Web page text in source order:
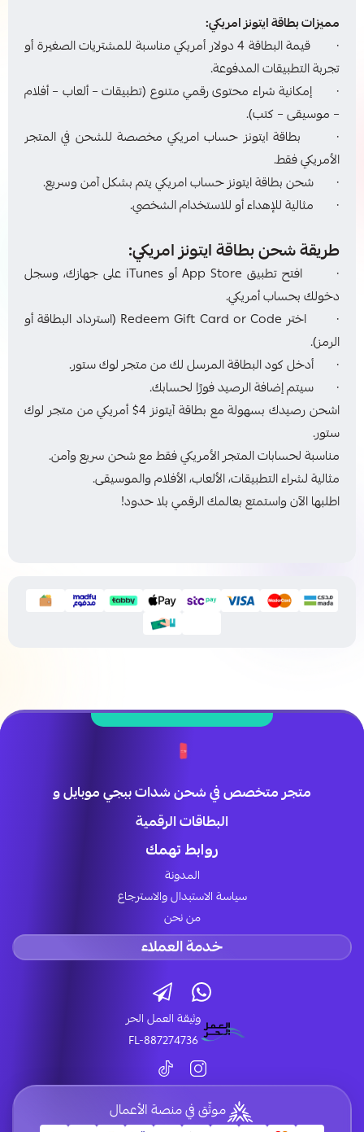
مميزات بطاقة ايتونز امريكي:
· قيمة البطاقة 4 دولار أمريكي مناسبة للمشتريات الصغيرة أو
تجربة التطبيقات المدفوعة.
· إمكانية شراء محتوى رقمي متنوع (تطبيقات – ألعاب – أفلام
– موسيقى – كتب).
· بطاقة ايتونز حساب امريكي مخصصة للشحن في المتجر
الأمريكي فقط.
· شحن بطاقة ايتونز حساب امريكي يتم بشكل آمن وسريع.
· مثالية للإهداء أو للاستخدام الشخصي.
طريقة شحن بطاقة ايتونز امريكي:
· افتح تطبيق App Store أو iTunes على جهازك، وسجل
دخولك بحساب أمريكي.
· اختر Redeem Gift Card or Code (استرداد البطاقة أو
الرمز).
· أدخل كود البطاقة المرسل لك من متجر لوك ستور.
· سيتم إضافة الرصيد فورًا لحسابك.
اشحن رصيدك بسهولة مع بطاقة آيتونز 4$ أمريكي من متجر لوك
ستور.
مناسبة لحسابات المتجر الأمريكي فقط مع شحن سريع وآمن.
مثالية لشراء التطبيقات، الألعاب، الأفلام والموسيقى.
اطلبها الآن واستمتع بعالمك الرقمي بلا حدود!
متجر متخصص في شحن شدات ببجي موبايل و
البطاقات الرقمية
روابط تهمك
المدونة
سياسة الاستبدال والاسترجاع
من نحن
خدمة العملاء
وثيقة العمل الحر
FL-887274736
موثّق في منصة الأعمال